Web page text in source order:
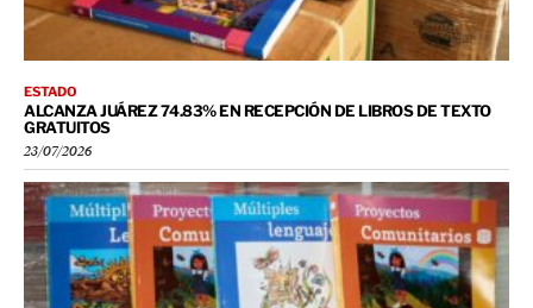
ESTADO
ALCANZA JUÁREZ 74.83% EN RECEPCIÓN DE LIBROS DE TEXTO
GRATUITOS
23/07/2026